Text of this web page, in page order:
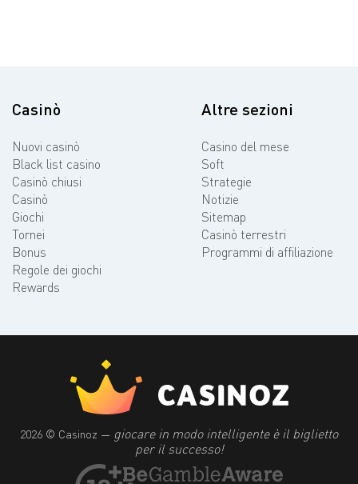
Casinò
Nuovi casinò
Black list casino
Casinò chiusi
Casinò
Giochi
Tornei
Bonus
Regole dei giochi
Rewards
Altre sezioni
Casino del mese
Soft
Strategie
Notizie
Sitemap
Casinò terrestri
Programmi di affiliazione
2026 © Casinoz — giocare in modo intelligente è il biglietto
per il successo!